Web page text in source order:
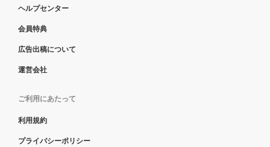
ヘルプセンター
会員特典
広告出稿について
運営会社
ご利用にあたって
利用規約
プライバシーポリシー